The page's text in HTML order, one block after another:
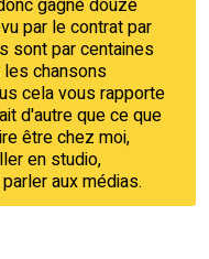
par le contrat par
sont par centaines
les chansons
cela vous rapporte
d'autre que ce que
être chez moi,
en studio,
aux médias.